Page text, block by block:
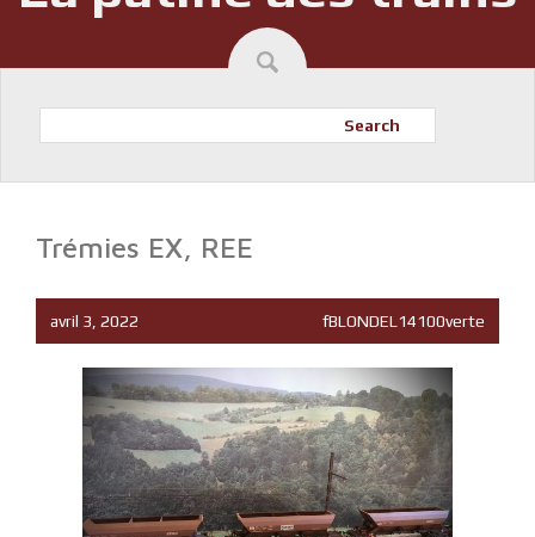
Search
Trémies EX, REE
avril 3, 2022 fBLONDEL14100verte